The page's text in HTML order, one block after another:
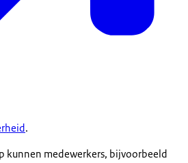
.
kunnen medewerkers, bijvoorbeeld